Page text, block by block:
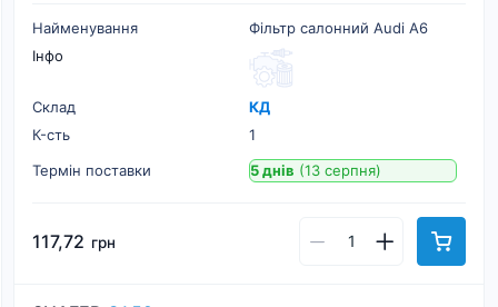
Найменування
Фільтр салонний Audi A6
Інфо
Склад
КД
К-cть
1
Термін поставки
5 днів (13 серпня)
117,72 грн